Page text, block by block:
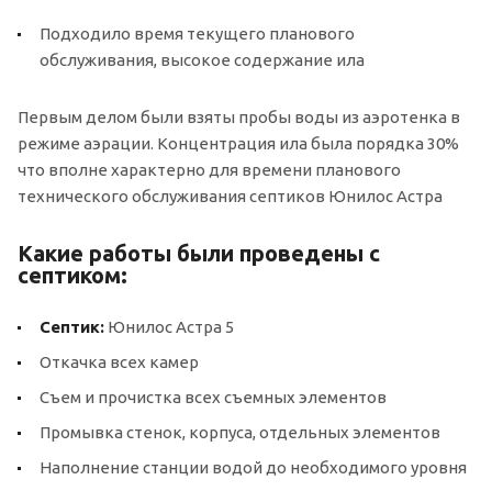
Подходило время текущего планового
обслуживания, высокое содержание ила
Первым делом были взяты пробы воды из аэротенка в
режиме аэрации. Концентрация ила была порядка 30%
что вполне характерно для времени планового
технического обслуживания септиков Юнилос Астра
Какие работы были проведены с
септиком:
Септик: Юнилос Астра 5
Откачка всех камер
Съем и прочистка всех съемных элементов
Промывка стенок, корпуса, отдельных элементов
Наполнение станции водой до необходимого уровня